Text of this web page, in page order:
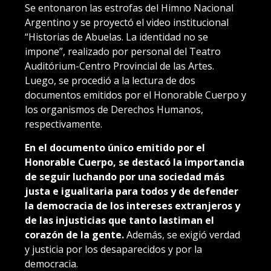
Se entonaron las estrofas del Himno Nacional
Argentino y se proyectó el video institucional
“Historias de Abuelas. La identidad no se
impone”, realizado por personal del Teatro
Auditórium-Centro Provincial de las Artes.
Luego, se procedió a la lectura de dos
documentos emitidos por el Honorable Cuerpo y
los organismos de Derechos Humanos,
respectivamente.
En el documento único emitido por el
Honorable Cuerpo, se destacó la importancia
de seguir luchando por una sociedad más
justa e igualitaria para todos y de defender
la democracia de los intereses extranjeros y
de las injusticias que tanto lastiman el
corazón de la gente.Además, se exigió verdad
y justicia por los desaparecidos y por la
democracia.